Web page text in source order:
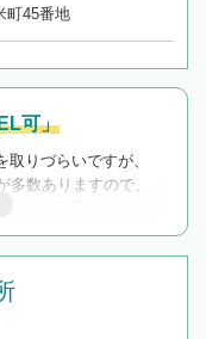
町45番地
可」
りづらいですが、
数ありますので、
うな事務所に絞り込